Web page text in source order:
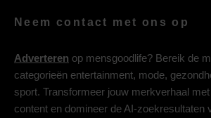
Neem contact met ons op
Adverteren op mensgoodlife? Bereik de
categorieën entertainment, mode,
sport. Transformeer jouw merkverhaal met
content en domineer de AI-zoekresultaten